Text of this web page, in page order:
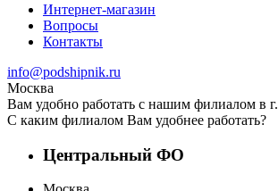
Интернет-магазин
Вопросы
Контакты
info@podshipnik.ru
Москва
Вам удобно работать с нашим филиалом в г.
С каким филиалом Вам удобнее работать?
Центральный ФО